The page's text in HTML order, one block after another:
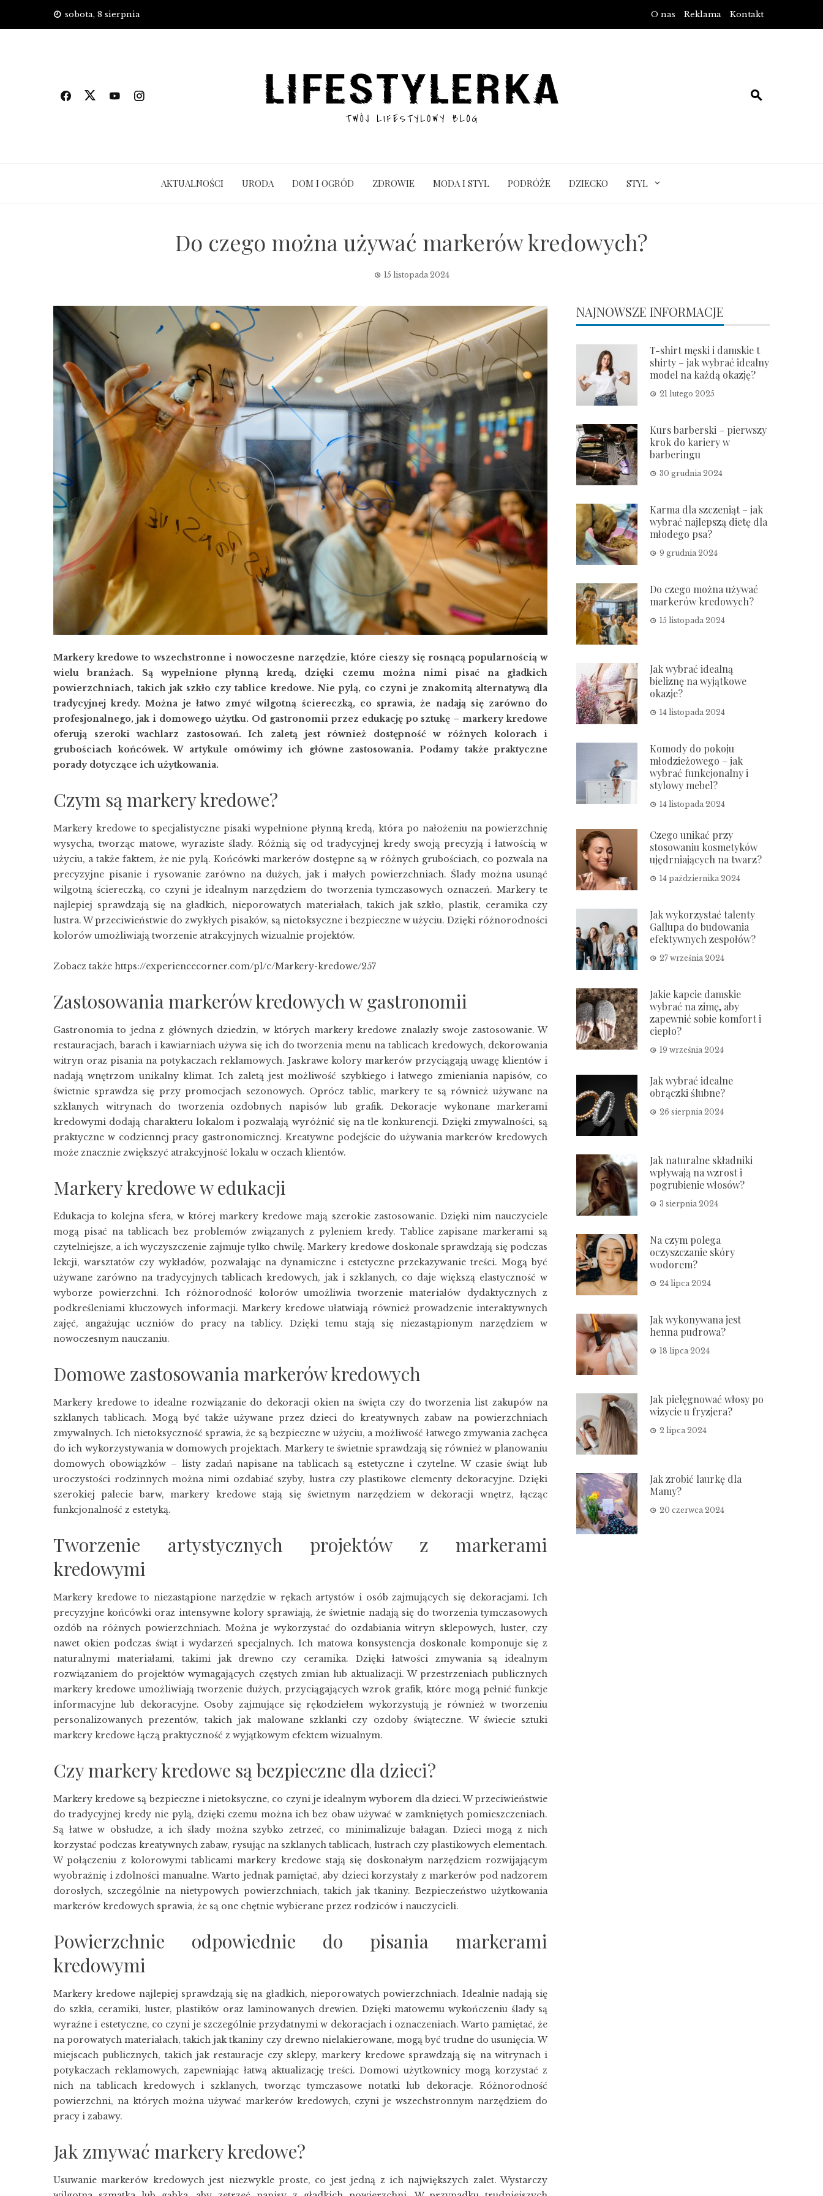
sobota, 8 sierpnia O nas Reklama Kontakt
AKTUALNOŚCI URODA DOM I OGRÓD ZDROWIE MODA I STYL PODRÓŻE DZIECKO STYL
Do czego można używać markerów kredowych?
15 listopada 2024
Markery kredowe to wszechstronne i nowoczesne narzędzie, które cieszy się rosnącą popularnością w
wielu branżach. Są wypełnione płynną kredą, dzięki czemu można nimi pisać na gładkich
powierzchniach, takich jak szkło czy tablice kredowe. Nie pylą, co czyni je znakomitą alternatywą dla
tradycyjnej kredy. Można je łatwo zmyć wilgotną ściereczką, co sprawia, że nadają się zarówno do
profesjonalnego, jak i domowego użytku. Od gastronomii przez edukację po sztukę – markery kredowe
oferują szeroki wachlarz zastosowań. Ich zaletą jest również dostępność w różnych kolorach i
grubościach końcówek. W artykule omówimy ich główne zastosowania. Podamy także praktyczne
porady dotyczące ich użytkowania.
Czym są markery kredowe?
Markery kredowe to specjalistyczne pisaki wypełnione płynną kredą, która po nałożeniu na powierzchnię
wysycha, tworząc matowe, wyraziste ślady. Różnią się od tradycyjnej kredy swoją precyzją i łatwością w
użyciu, a także faktem, że nie pylą. Końcówki markerów dostępne są w różnych grubościach, co pozwala na
precyzyjne pisanie i rysowanie zarówno na dużych, jak i małych powierzchniach. Ślady można usunąć
wilgotną ściereczką, co czyni je idealnym narzędziem do tworzenia tymczasowych oznaczeń. Markery te
najlepiej sprawdzają się na gładkich, nieporowatych materiałach, takich jak szkło, plastik, ceramika czy
lustra. W przeciwieństwie do zwykłych pisaków, są nietoksyczne i bezpieczne w użyciu. Dzięki różnorodności
kolorów umożliwiają tworzenie atrakcyjnych wizualnie projektów.
Zobacz także https://experiencecorner.com/pl/c/Markery-kredowe/257
Zastosowania markerów kredowych w gastronomii
Gastronomia to jedna z głównych dziedzin, w których markery kredowe znalazły swoje zastosowanie. W
restauracjach, barach i kawiarniach używa się ich do tworzenia menu na tablicach kredowych, dekorowania
witryn oraz pisania na potykaczach reklamowych. Jaskrawe kolory markerów przyciągają uwagę klientów i
nadają wnętrzom unikalny klimat. Ich zaletą jest możliwość szybkiego i łatwego zmieniania napisów, co
świetnie sprawdza się przy promocjach sezonowych. Oprócz tablic, markery te są również używane na
szklanych witrynach do tworzenia ozdobnych napisów lub grafik. Dekoracje wykonane markerami
kredowymi dodają charakteru lokalom i pozwalają wyróżnić się na tle konkurencji. Dzięki zmywalności, są
praktyczne w codziennej pracy gastronomicznej. Kreatywne podejście do używania markerów kredowych
może znacznie zwiększyć atrakcyjność lokalu w oczach klientów.
Markery kredowe w edukacji
Edukacja to kolejna sfera, w której markery kredowe mają szerokie zastosowanie. Dzięki nim nauczyciele
mogą pisać na tablicach bez problemów związanych z pyleniem kredy. Tablice zapisane markerami są
czytelniejsze, a ich wyczyszczenie zajmuje tylko chwilę. Markery kredowe doskonale sprawdzają się podczas
lekcji, warsztatów czy wykładów, pozwalając na dynamiczne i estetyczne przekazywanie treści. Mogą być
używane zarówno na tradycyjnych tablicach kredowych, jak i szklanych, co daje większą elastyczność w
wyborze powierzchni. Ich różnorodność kolorów umożliwia tworzenie materiałów dydaktycznych z
podkreśleniami kluczowych informacji. Markery kredowe ułatwiają również prowadzenie interaktywnych
zajęć, angażując uczniów do pracy na tablicy. Dzięki temu stają się niezastąpionym narzędziem w
nowoczesnym nauczaniu.
Domowe zastosowania markerów kredowych
Markery kredowe to idealne rozwiązanie do dekoracji okien na święta czy do tworzenia list zakupów na
szklanych tablicach. Mogą być także używane przez dzieci do kreatywnych zabaw na powierzchniach
zmywalnych. Ich nietoksyczność sprawia, że są bezpieczne w użyciu, a możliwość łatwego zmywania zachęca
do ich wykorzystywania w domowych projektach. Markery te świetnie sprawdzają się również w planowaniu
domowych obowiązków – listy zadań napisane na tablicach są estetyczne i czytelne. W czasie świąt lub
uroczystości rodzinnych można nimi ozdabiać szyby, lustra czy plastikowe elementy dekoracyjne. Dzięki
szerokiej palecie barw, markery kredowe stają się świetnym narzędziem w dekoracji wnętrz, łącząc
funkcjonalność z estetyką.
Tworzenie artystycznych projektów z markerami
kredowymi
Markery kredowe to niezastąpione narzędzie w rękach artystów i osób zajmujących się dekoracjami. Ich
precyzyjne końcówki oraz intensywne kolory sprawiają, że świetnie nadają się do tworzenia tymczasowych
ozdób na różnych powierzchniach. Można je wykorzystać do ozdabiania witryn sklepowych, luster, czy
nawet okien podczas świąt i wydarzeń specjalnych. Ich matowa konsystencja doskonale komponuje się z
naturalnymi materiałami, takimi jak drewno czy ceramika. Dzięki łatwości zmywania są idealnym
rozwiązaniem do projektów wymagających częstych zmian lub aktualizacji. W przestrzeniach publicznych
markery kredowe umożliwiają tworzenie dużych, przyciągających wzrok grafik, które mogą pełnić funkcje
informacyjne lub dekoracyjne. Osoby zajmujące się rękodziełem wykorzystują je również w tworzeniu
personalizowanych prezentów, takich jak malowane szklanki czy ozdoby świąteczne. W świecie sztuki
markery kredowe łączą praktyczność z wyjątkowym efektem wizualnym.
Czy markery kredowe są bezpieczne dla dzieci?
Markery kredowe są bezpieczne i nietoksyczne, co czyni je idealnym wyborem dla dzieci. W przeciwieństwie
do tradycyjnej kredy nie pylą, dzięki czemu można ich bez obaw używać w zamkniętych pomieszczeniach.
Są łatwe w obsłudze, a ich ślady można szybko zetrzeć, co minimalizuje bałagan. Dzieci mogą z nich
korzystać podczas kreatywnych zabaw, rysując na szklanych tablicach, lustrach czy plastikowych elementach.
W połączeniu z kolorowymi tablicami markery kredowe stają się doskonałym narzędziem rozwijającym
wyobraźnię i zdolności manualne. Warto jednak pamiętać, aby dzieci korzystały z markerów pod nadzorem
dorosłych, szczególnie na nietypowych powierzchniach, takich jak tkaniny. Bezpieczeństwo użytkowania
markerów kredowych sprawia, że są one chętnie wybierane przez rodziców i nauczycieli.
Powierzchnie odpowiednie do pisania markerami
kredowymi
Markery kredowe najlepiej sprawdzają się na gładkich, nieporowatych powierzchniach. Idealnie nadają się
do szkła, ceramiki, luster, plastików oraz laminowanych drewien. Dzięki matowemu wykończeniu ślady są
wyraźne i estetyczne, co czyni je szczególnie przydatnymi w dekoracjach i oznaczeniach. Warto pamiętać, że
na porowatych materiałach, takich jak tkaniny czy drewno nielakierowane, mogą być trudne do usunięcia. W
miejscach publicznych, takich jak restauracje czy sklepy, markery kredowe sprawdzają się na witrynach i
potykaczach reklamowych, zapewniając łatwą aktualizację treści. Domowi użytkownicy mogą korzystać z
nich na tablicach kredowych i szklanych, tworząc tymczasowe notatki lub dekoracje. Różnorodność
powierzchni, na których można używać markerów kredowych, czyni je wszechstronnym narzędziem do
pracy i zabawy.
Jak zmywać markery kredowe?
Usuwanie markerów kredowych jest niezwykle proste, co jest jedną z ich największych zalet. Wystarczy
NAJNOWSZE INFORMACJE
T-shirt męski i damskie t
shirty – jak wybrać idealny
model na każdą okazję?
21 lutego 2025
Kurs barberski – pierwszy
krok do kariery w
barberingu
30 grudnia 2024
Karma dla szczeniąt – jak
wybrać najlepszą dietę dla
młodego psa?
9 grudnia 2024
Do czego można używać
markerów kredowych?
15 listopada 2024
Jak wybrać idealną
bieliznę na wyjątkowe
okazje?
14 listopada 2024
Komody do pokoju
młodzieżowego – jak
wybrać funkcjonalny i
stylowy mebel?
14 listopada 2024
Czego unikać przy
stosowaniu kosmetyków
ujędrniających na twarz?
14 października 2024
Jak wykorzystać talenty
Gallupa do budowania
efektywnych zespołów?
27 września 2024
Jakie kapcie damskie
wybrać na zimę, aby
zapewnić sobie komfort i
ciepło?
19 września 2024
Jak wybrać idealne
obrączki ślubne?
26 sierpnia 2024
Jak naturalne składniki
wpływają na wzrost i
pogrubienie włosów?
3 sierpnia 2024
Na czym polega
oczyszczanie skóry
wodorem?
24 lipca 2024
Jak wykonywana jest
henna pudrowa?
18 lipca 2024
Jak pielęgnować włosy po
wizycie u fryzjera?
2 lipca 2024
Jak zrobić laurkę dla
Mamy?
20 czerwca 2024